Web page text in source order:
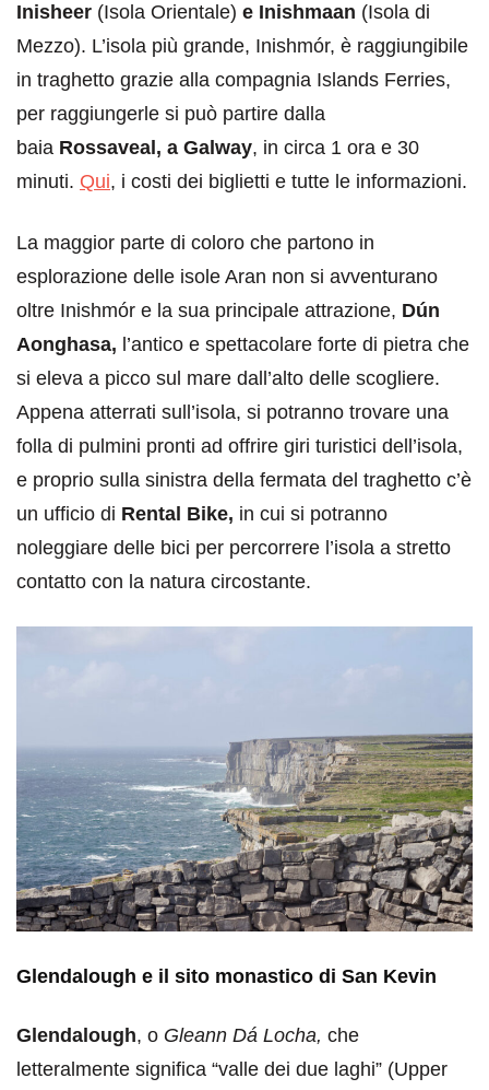
Inisheer (Isola Orientale) e Inishmaan (Isola di
Mezzo). L’isola più grande, Inishmór, è raggiungibile
in traghetto grazie alla compagnia Islands Ferries,
per raggiungerle si può partire dalla
baia Rossaveal, a Galway, in circa 1 ora e 30
minuti. Qui, i costi dei biglietti e tutte le informazioni.
La maggior parte di coloro che partono in
esplorazione delle isole Aran non si avventurano
oltre Inishmór e la sua principale attrazione, Dún
Aonghasa, l’antico e spettacolare forte di pietra che
si eleva a picco sul mare dall’alto delle scogliere.
Appena atterrati sull’isola, si potranno trovare una
folla di pulmini pronti ad offrire giri turistici dell’isola,
e proprio sulla sinistra della fermata del traghetto c’è
un ufficio di Rental Bike, in cui si potranno
noleggiare delle bici per percorrere l’isola a stretto
contatto con la natura circostante.
Glendalough e il sito monastico di San Kevin
Glendalough, o Gleann Dá Locha, che
letteralmente significa “valle dei due laghi” (Upper